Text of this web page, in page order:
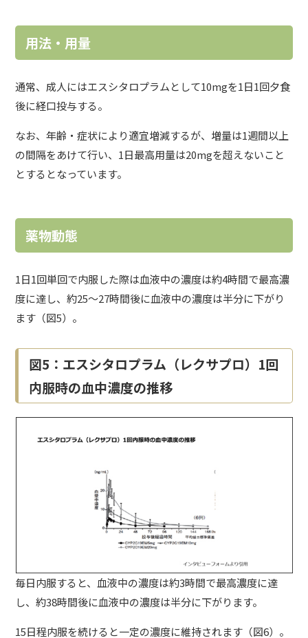
用法・用量
通常、成人にはエスシタロプラムとして10mgを1日1回夕食
後に経口投与する。
なお、年齢・症状により適宜増減するが、増量は1週間以上
の間隔をあけて行い、1日最高用量は20mgを超えないこと
とするとなっています。
薬物動態
1日1回単回で内服した際は血液中の濃度は約4時間で最高濃
度に達し、約25～27時間後に血液中の濃度は半分に下がり
ます（図5）。
図5：エスシタロプラム（レクサプロ）1回
内服時の血中濃度の推移
毎日内服すると、血液中の濃度は約3時間で最高濃度に達
し、約38時間後に血液中の濃度は半分に下がります。
15日程内服を続けると一定の濃度に維持されます（図6）。